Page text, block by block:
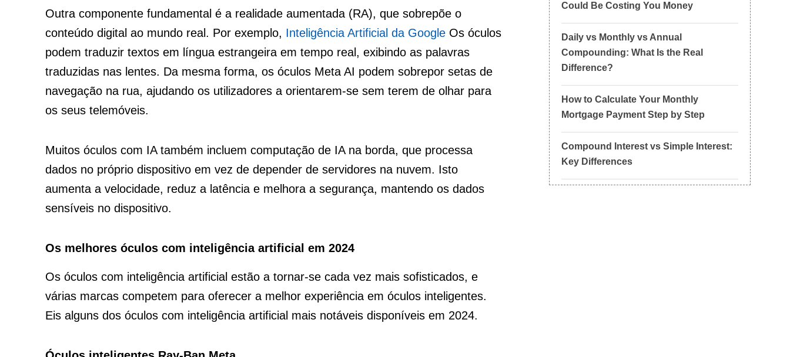
Outra componente fundamental é a realidade aumentada (RA), que sobrepõe o
conteúdo digital ao mundo real. Por exemplo, Inteligência Artificial da Google Os óculos
podem traduzir textos em língua estrangeira em tempo real, exibindo as palavras
traduzidas nas lentes. Da mesma forma, os óculos Meta AI podem sobrepor setas de
navegação na rua, ajudando os utilizadores a orientarem-se sem terem de olhar para
os seus telemóveis.
Muitos óculos com IA também incluem computação de IA na borda, que processa
dados no próprio dispositivo em vez de depender de servidores na nuvem. Isto
aumenta a velocidade, reduz a latência e melhora a segurança, mantendo os dados
sensíveis no dispositivo.
Os melhores óculos com inteligência artificial em 2024
Os óculos com inteligência artificial estão a tornar-se cada vez mais sofisticados, e
várias marcas competem para oferecer a melhor experiência em óculos inteligentes.
Eis alguns dos óculos com inteligência artificial mais notáveis ​​disponíveis em 2024.
Could Be Costing You Money
Daily vs Monthly vs Annual
Compounding: What Is the Real
Difference?
How to Calculate Your Monthly
Mortgage Payment Step by Step
Compound Interest vs Simple Interest:
Key Differences